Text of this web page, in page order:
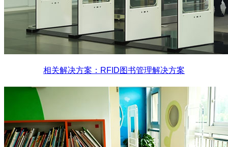
相关解决方案：RFID图书管理解决方案